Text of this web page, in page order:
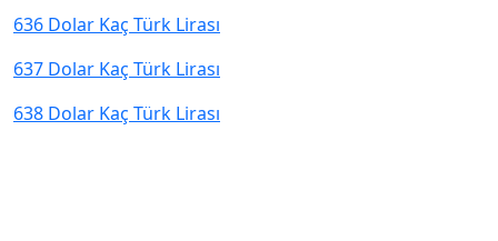
636 Dolar Kaç Türk Lirası
637 Dolar Kaç Türk Lirası
638 Dolar Kaç Türk Lirası